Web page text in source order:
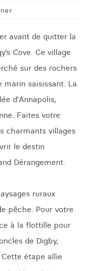
avant de quitter la
Cove. Ce village
sur des rochers
saisissant. La
d’Annapolis,
Faites votre
charmants villages
le destin
Dérangement.
ruraux
pêche. Pour votre
à la flottille pour
de Digby,
étape allie